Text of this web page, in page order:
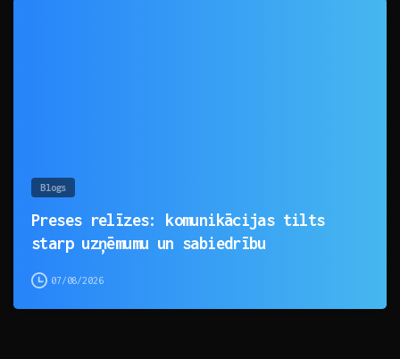
Blogs
Preses relīzes: komunikācijas tilts
starp uzņēmumu un sabiedrību
07/08/2026